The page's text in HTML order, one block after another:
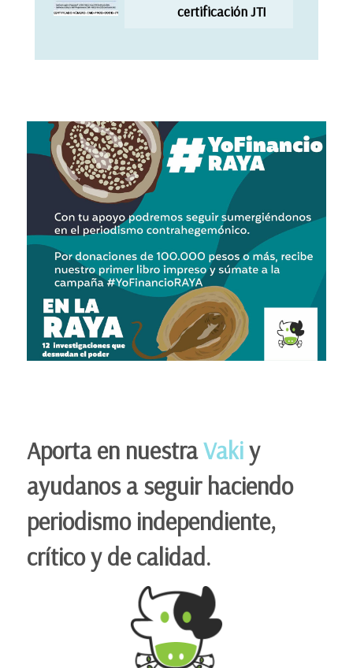
certificación JTI
Aporta en nuestraVakiy
ayudanos a seguir haciendo
periodismo independiente,
crítico y de calidad.